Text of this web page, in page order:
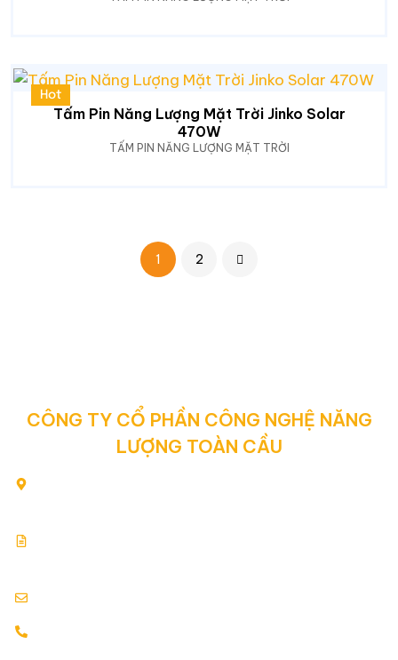
Hot
Tấm Pin Năng Lượng Mặt Trời Jinko Solar
470W
TẤM PIN NĂNG LƯỢNG MẶT TRỜI
1 2
CÔNG TY CỔ PHẦN CÔNG NGHỆ NĂNG
LƯỢNG TOÀN CẦU